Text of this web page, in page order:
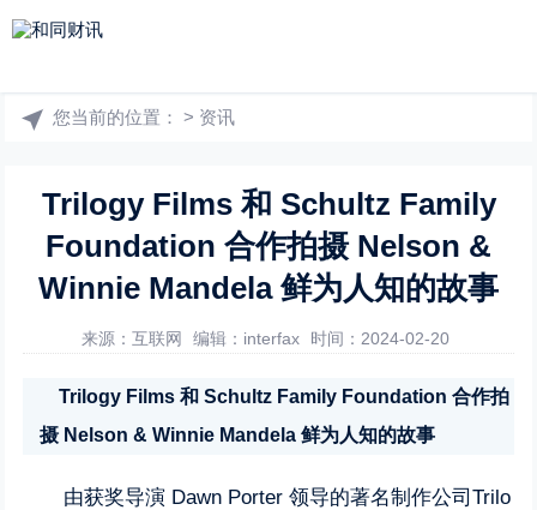
您当前的位置： > 资讯
Trilogy Films 和 Schultz Family
Foundation 合作拍摄 Nelson &
Winnie Mandela 鲜为人知的故事
来源：互联网 编辑：interfax 时间：2024-02-20
Trilogy Films 和 Schultz Family Foundation 合作拍
摄 Nelson & Winnie Mandela 鲜为人知的故事
由获奖导演 Dawn Porter 领导的著名制作公司Trilo